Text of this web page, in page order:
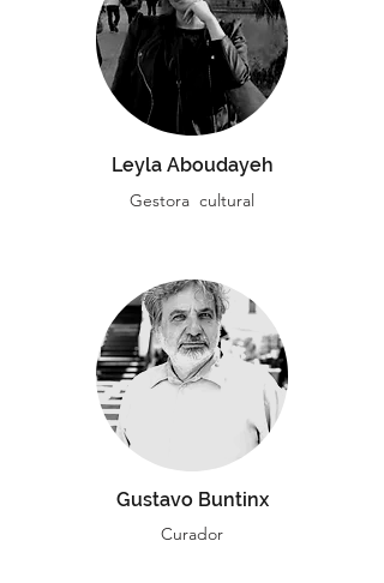
Leyla Aboudayeh
Gestora cultural
Gustavo Buntinx
Curador